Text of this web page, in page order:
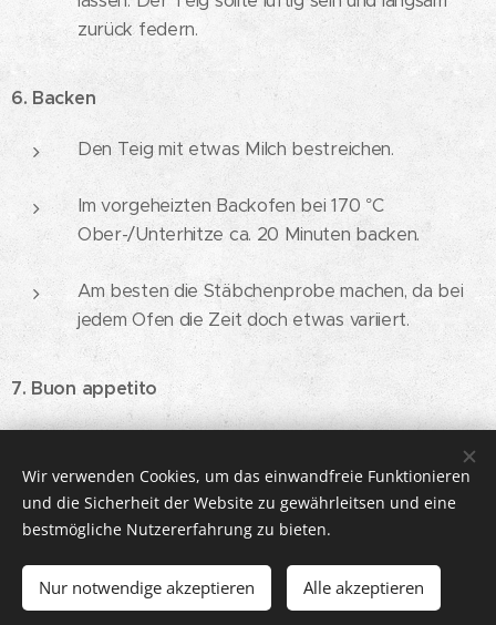
zurück federn.
6. Backen
Den Teig mit etwas Milch bestreichen.
Im vorgeheizten Backofen bei 170 °C
Ober-/Unterhitze ca. 20 Minuten backen.
Am besten die Stäbchenprobe machen, da bei
jedem Ofen die Zeit doch etwas variiert.
7. Buon appetito 😋
© 2026 DOLCISSIMMA | Alle Rechte vorbehalten.
IMPRESSUM
Cookies
Sprachen
Deutsch
Italiano
Wir verwenden Cookies, um das einwandfreie Funktionieren
und die Sicherheit der Website zu gewährleitsen und eine
bestmögliche Nutzererfahrung zu bieten.
Nur notwendige akzeptieren Alle akzeptieren